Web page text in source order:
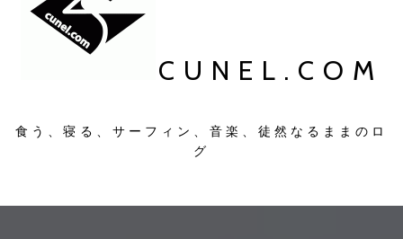
CUNEL.COM
食う、寝る、サーフィン、音楽、徒然なるままのロ
グ